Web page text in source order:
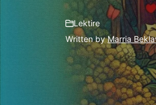
Lektire
Written byMarria